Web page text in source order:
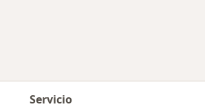
Servicio